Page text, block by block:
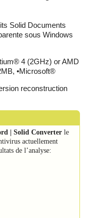
Solid Documents
sous Windows
4 (2GHz) or AMD
•Microsoft®
reconstruction
| Solid Converter le
actuellement
de l’analyse: